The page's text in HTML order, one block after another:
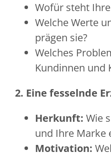
Wofür steht
Welche Werte
prägen sie?
Welches
Kundinnen und
2. Eine fesselnde
Herkunft: Wie
und Ihre Marke
Motivation: